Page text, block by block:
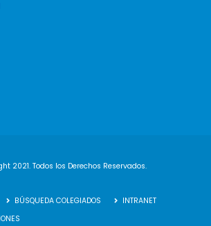
2021. Todos los Derechos Reservados.
BÚSQUEDA COLEGIADOS
INTRANET